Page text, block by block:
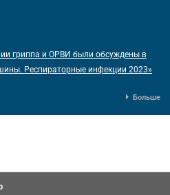
гриппа и ОРВИ были обсуждены в
Респираторные инфекции 2023»
Больше